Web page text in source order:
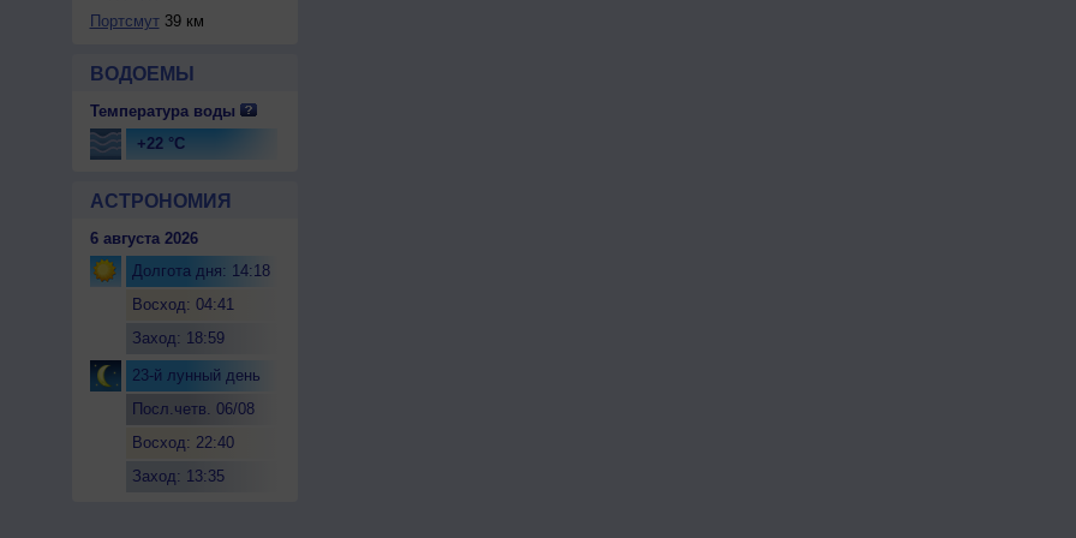
Портсмут39 км
ВОДОЕМЫ
Температура воды
+22 °C
АСТРОНОМИЯ
6 августа 2026
Долгота дня: 14:18
Восход: 04:41
Заход: 18:59
23-й лунный день
Посл.четв. 06/08
Восход: 22:40
Заход: 13:35